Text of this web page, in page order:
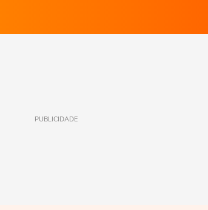
PUBLICIDADE